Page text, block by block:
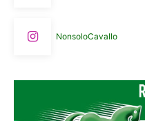
NonsoloCavallo